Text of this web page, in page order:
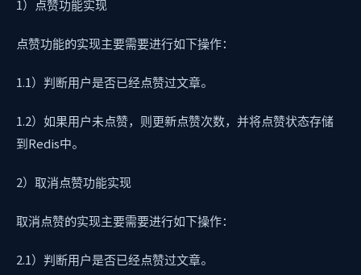
1）点赞功能实现
点赞功能的实现主要需要进行如下操作：
1.1）判断用户是否已经点赞过文章。
1.2）如果用户未点赞，则更新点赞次数，并将点赞状态存储
到Redis中。
2）取消点赞功能实现
取消点赞的实现主要需要进行如下操作：
2.1）判断用户是否已经点赞过文章。